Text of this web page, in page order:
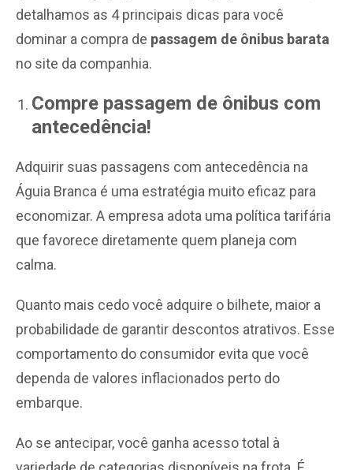
detalhamos as 4 principais dicas para você
dominar a compra de passagem de ônibus barata
no site da companhia.
Compre passagem de ônibus com
antecedência!
Adquirir suas passagens com antecedência na
Águia Branca é uma estratégia muito eficaz para
economizar. A empresa adota uma política tarifária
que favorece diretamente quem planeja com
calma.
Quanto mais cedo você adquire o bilhete, maior a
probabilidade de garantir descontos atrativos. Esse
comportamento do consumidor evita que você
dependa de valores inflacionados perto do
embarque.
Ao se antecipar, você ganha acesso total à